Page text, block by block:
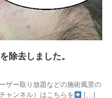
除去しました。
ザー取り放題などの施術風景の
ャンネル）はこちらを
[…]